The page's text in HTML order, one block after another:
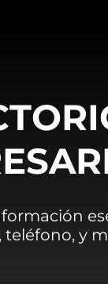
teléfono, y